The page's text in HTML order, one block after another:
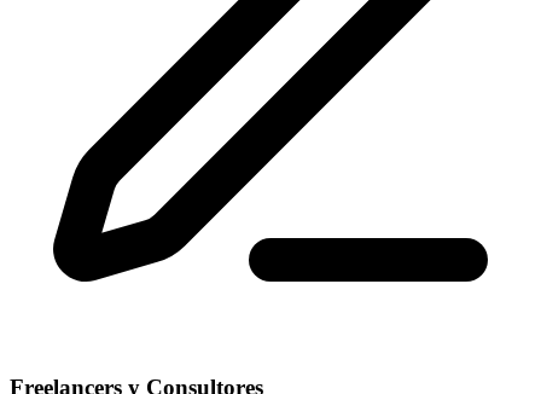
Freelancers y Consultores